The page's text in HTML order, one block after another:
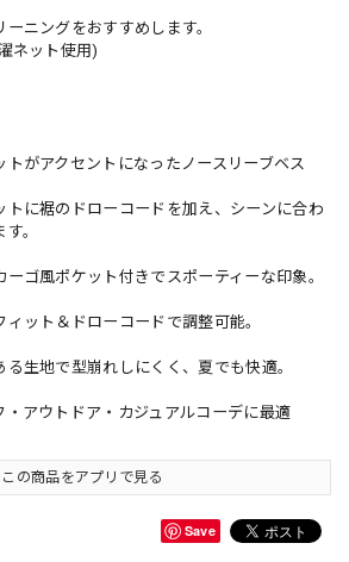
ニングをおすすめします。
ネット使用)
がアクセントになったノースリーブベス
トに裾のドローコードを加え、シーンに合わ
。
ゴ風ポケット付きでスポーティーな印象。
ット＆ドローコードで調整可能。
生地で型崩れしにくく、夏でも快適。
・アウトドア・カジュアルコーデに最適
この商品をアプリで見る
Save